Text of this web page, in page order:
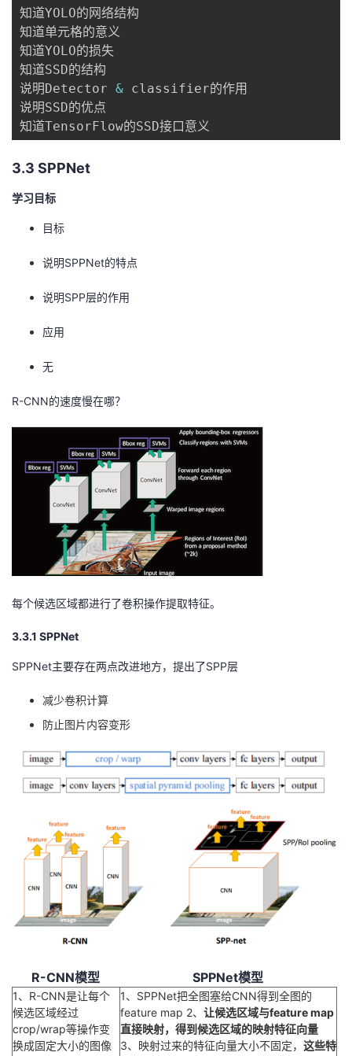
知道YOLO的网络结构
知道单元格的意义
知道YOLO的损失
知道SSD的结构
说明Detector & classifier的作用
说明SSD的优点
3.3 SPPNet
学习目标
目标
说明SPPNet的特点
说明SPP层的作用
应用
无
R-CNN的速度慢在哪？
每个候选区域都进行了卷积操作提取特征。
3.3.1 SPPNet
SPPNet主要存在两点改进地方，提出了SPP层
减少卷积计算
防止图片内容变形
R-CNN模型 SPPNet模型
1、R-CNN是让每个
候选区域经过
crop/wrap等操作变
换成固定大小的图像
1、SPPNet把全图塞给CNN得到全图的
feature map 2、 让候选区域与feature map
直接映射，得到候选区域的映射特征向量
3、映射过来的特征向量大小不固定， 这些特